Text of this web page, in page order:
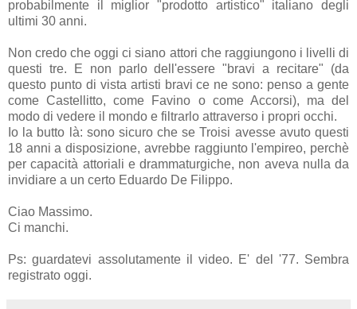
probabilmente il miglior "prodotto artistico" italiano degli
ultimi 30 anni.
Non credo che oggi ci siano attori che raggiungono i livelli di
questi tre. E non parlo dell'essere "bravi a recitare" (da
questo punto di vista artisti bravi ce ne sono: penso a gente
come Castellitto, come Favino o come Accorsi), ma del
modo di vedere il mondo e filtrarlo attraverso i propri occhi.
Io la butto là: sono sicuro che se Troisi avesse avuto questi
18 anni a disposizione, avrebbe raggiunto l'empireo, perchè
per capacità attoriali e drammaturgiche, non aveva nulla da
invidiare a un certo Eduardo De Filippo.
Ciao Massimo.
Ci manchi.
Ps: guardatevi assolutamente il video. E' del '77. Sembra
registrato oggi.